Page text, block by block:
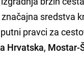
sredstva
pravci za
Hrvatska, Mostar-